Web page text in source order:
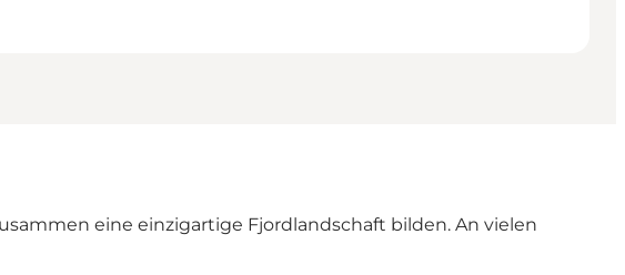
eine einzigartige Fjordlandschaft bilden. An vielen